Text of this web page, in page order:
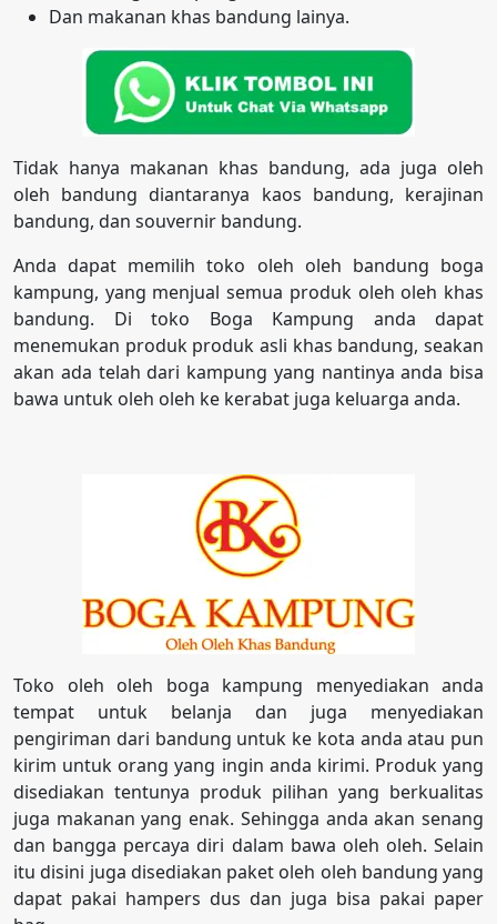
Dan makanan khas bandung lainya.
Tidak hanya makanan khas bandung, ada juga oleh
oleh bandung diantaranya kaos bandung, kerajinan
bandung, dan souvernir bandung.
Anda dapat memilih toko oleh oleh bandung boga
kampung, yang menjual semua produk oleh oleh khas
bandung. Di toko Boga Kampung anda dapat
menemukan produk produk asli khas bandung, seakan
akan ada telah dari kampung yang nantinya anda bisa
bawa untuk oleh oleh ke kerabat juga keluarga anda.
Toko oleh oleh boga kampung menyediakan anda
tempat untuk belanja dan juga menyediakan
pengiriman dari bandung untuk ke kota anda atau pun
kirim untuk orang yang ingin anda kirimi. Produk yang
disediakan tentunya produk pilihan yang berkualitas
juga makanan yang enak. Sehingga anda akan senang
dan bangga percaya diri dalam bawa oleh oleh. Selain
itu disini juga disediakan paket oleh oleh bandung yang
dapat pakai hampers dus dan juga bisa pakai paper